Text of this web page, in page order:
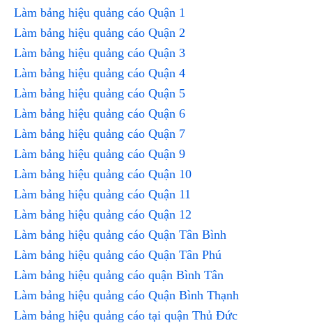
Làm bảng hiệu quảng cáo Quận 1
Làm bảng hiệu quảng cáo Quận 2
Làm bảng hiệu quảng cáo Quận 3
Làm bảng hiệu quảng cáo Quận 4
Làm bảng hiệu quảng cáo Quận 5
Làm bảng hiệu quảng cáo Quận 6
Làm bảng hiệu quảng cáo Quận 7
Làm bảng hiệu quảng cáo Quận 9
Làm bảng hiệu quảng cáo Quận 10
Làm bảng hiệu quảng cáo Quận 11
Làm bảng hiệu quảng cáo Quận 12
Làm bảng hiệu quảng cáo Quận Tân Bình
Làm bảng hiệu quảng cáo Quận Tân Phú
Làm bảng hiệu quảng cáo quận Bình Tân
Làm bảng hiệu quảng cáo Quận Bình Thạnh
Làm bảng hiệu quảng cáo tại quận Thủ Đức